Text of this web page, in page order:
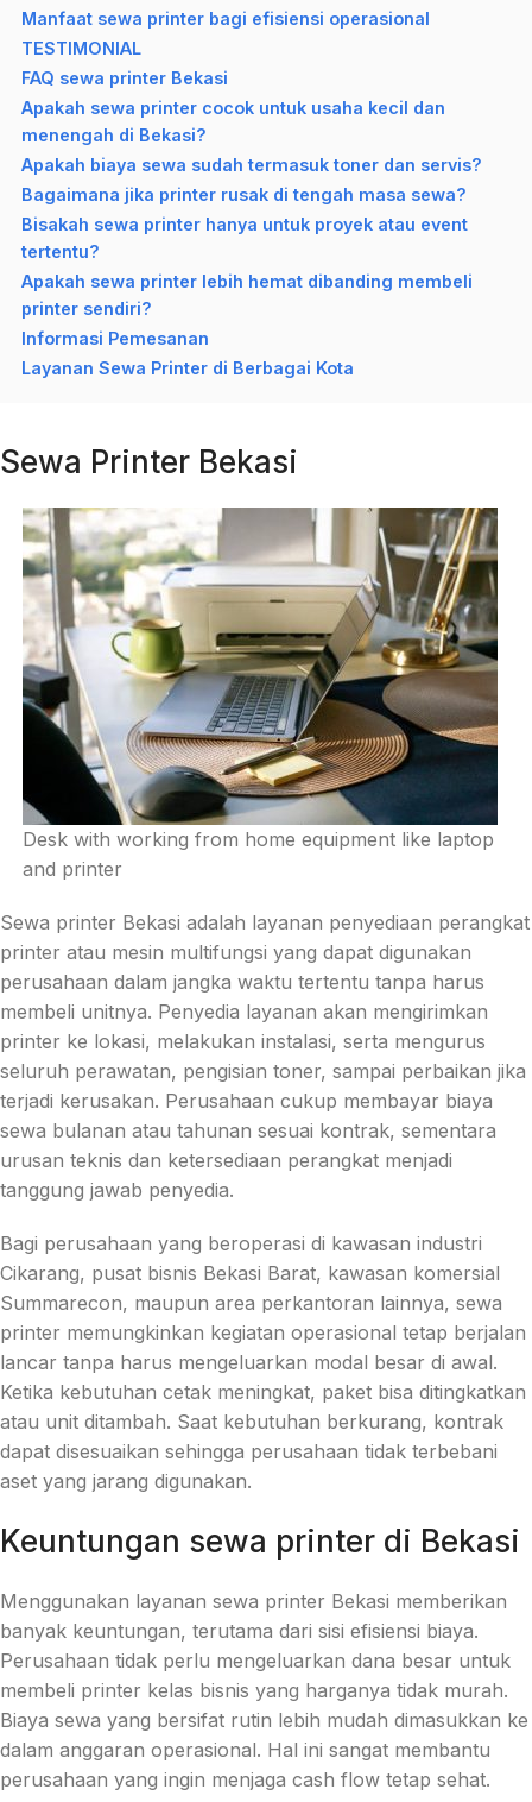
Manfaat sewa printer bagi efisiensi operasional
TESTIMONIAL
FAQ sewa printer Bekasi
Apakah sewa printer cocok untuk usaha kecil dan
menengah di Bekasi?
Apakah biaya sewa sudah termasuk toner dan servis?
Bagaimana jika printer rusak di tengah masa sewa?
Bisakah sewa printer hanya untuk proyek atau event
tertentu?
Apakah sewa printer lebih hemat dibanding membeli
printer sendiri?
Informasi Pemesanan
Layanan Sewa Printer di Berbagai Kota
Sewa Printer Bekasi
Desk with working from home equipment like laptop
and printer
Sewa printer Bekasi adalah layanan penyediaan perangkat
printer atau mesin multifungsi yang dapat digunakan
perusahaan dalam jangka waktu tertentu tanpa harus
membeli unitnya. Penyedia layanan akan mengirimkan
printer ke lokasi, melakukan instalasi, serta mengurus
seluruh perawatan, pengisian toner, sampai perbaikan jika
terjadi kerusakan. Perusahaan cukup membayar biaya
sewa bulanan atau tahunan sesuai kontrak, sementara
urusan teknis dan ketersediaan perangkat menjadi
tanggung jawab penyedia.
Bagi perusahaan yang beroperasi di kawasan industri
Cikarang, pusat bisnis Bekasi Barat, kawasan komersial
Summarecon, maupun area perkantoran lainnya, sewa
printer memungkinkan kegiatan operasional tetap berjalan
lancar tanpa harus mengeluarkan modal besar di awal.
Ketika kebutuhan cetak meningkat, paket bisa ditingkatkan
atau unit ditambah. Saat kebutuhan berkurang, kontrak
dapat disesuaikan sehingga perusahaan tidak terbebani
aset yang jarang digunakan.
Keuntungan sewa printer di Bekasi
Menggunakan layanan sewa printer Bekasi memberikan
banyak keuntungan, terutama dari sisi efisiensi biaya.
Perusahaan tidak perlu mengeluarkan dana besar untuk
membeli printer kelas bisnis yang harganya tidak murah.
Biaya sewa yang bersifat rutin lebih mudah dimasukkan ke
dalam anggaran operasional. Hal ini sangat membantu
perusahaan yang ingin menjaga cash flow tetap sehat.